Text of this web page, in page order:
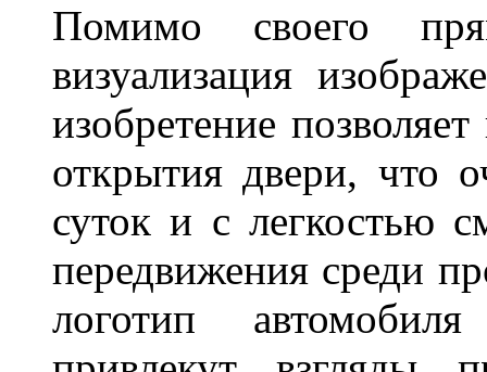
Помимо своего
визуализация
изобретение
открытия двери, что
суток и с легкостью
передвижения среди
логотип